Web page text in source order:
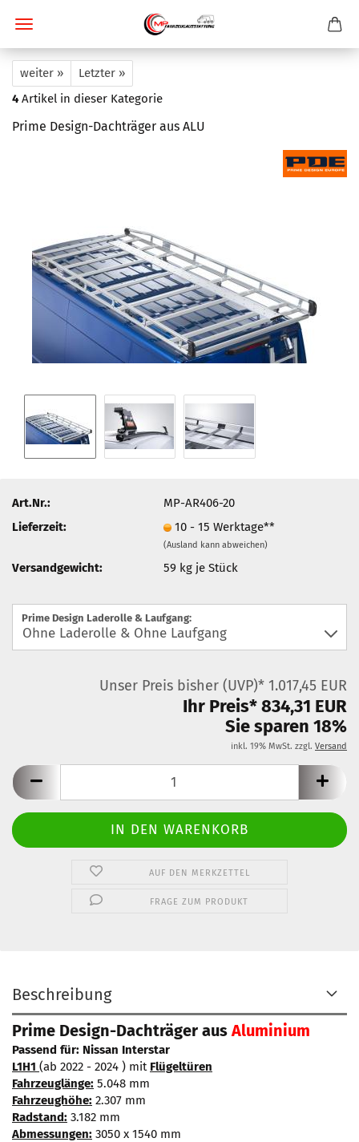
weiter »
Letzter »
4Artikel in dieser Kategorie
Prime Design-Dachträger aus ALU
Art.Nr.:
MP-AR406-20
Lieferzeit:
10 - 15 Werktage**
(Ausland kann abweichen)
Versandgewicht: 59 kg je Stück
Prime Design Laderolle & Laufgang:
Unser Preis bisher (UVP)* 1.017,45 EUR
Ihr Preis* 834,31 EUR
Sie sparen 18%
inkl. 19% MwSt. zzgl. Versand
AUF DEN MERKZETTEL
FRAGE ZUM PRODUKT
Beschreibung
Prime Design-Dachträger ausAluminium
Passend für: Nissan Interstar
L1H1 (ab 2022 - 2024 ) mit Flügeltüren
Fahrzeuglänge: 5.048 mm
Fahrzeughöhe: 2.307 mm
Radstand: 3.182 mm
Abmessungen: 3050 x 1540 mm